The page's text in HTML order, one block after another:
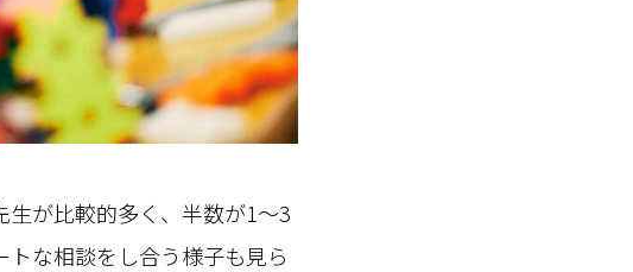
生が比較的多く、半数が1～3
な相談をし合う様子も見ら